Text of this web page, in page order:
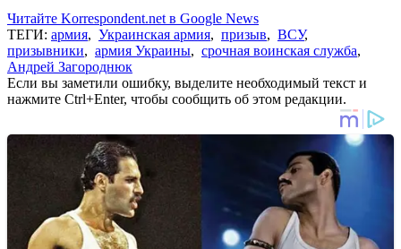
Читайте Korrespondent.net в Google News
ТЕГИ: армия, Украинская армия, призыв, ВСУ,
призывники, армия Украины, срочная воинская служба,
Андрей Загороднюк
Если вы заметили ошибку, выделите необходимый текст и
нажмите Ctrl+Enter, чтобы сообщить об этом редакции.